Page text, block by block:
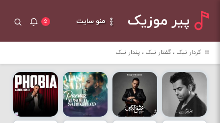
پیر موزیک منو سایت ۵
کردار نیک ، گفتار نیک ، پندار نیک